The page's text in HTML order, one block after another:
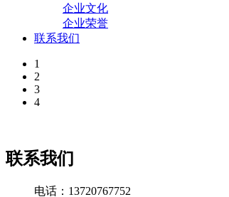
企业文化
企业荣誉
联系我们
1
2
3
4
联系我们
电话：13720767752